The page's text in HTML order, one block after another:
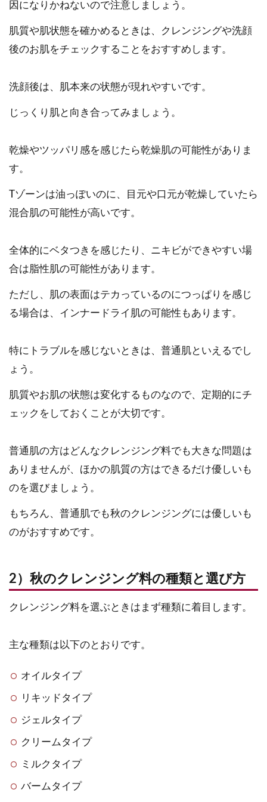
因になりかねないので注意しましょう。
肌質や肌状態を確かめるときは、クレンジングや洗顔
後のお肌をチェックすることをおすすめします。
洗顔後は、肌本来の状態が現れやすいです。
じっくり肌と向き合ってみましょう。
乾燥やツッパリ感を感じたら乾燥肌の可能性がありま
す。
Tゾーンは油っぽいのに、目元や口元が乾燥していたら
混合肌の可能性が高いです。
全体的にベタつきを感じたり、ニキビができやすい場
合は脂性肌の可能性があります。
ただし、肌の表面はテカっているのにつっぱりを感じ
る場合は、インナードライ肌の可能性もあります。
特にトラブルを感じないときは、普通肌といえるでし
ょう。
肌質やお肌の状態は変化するものなので、定期的にチ
ェックをしておくことが大切です。
普通肌の方はどんなクレンジング料でも大きな問題は
ありませんが、ほかの肌質の方はできるだけ優しいも
のを選びましょう。
もちろん、普通肌でも秋のクレンジングには優しいも
のがおすすめです。
2）秋のクレンジング料の種類と選び方
クレンジング料を選ぶときはまず種類に着目します。
主な種類は以下のとおりです。
オイルタイプ
リキッドタイプ
ジェルタイプ
クリームタイプ
ミルクタイプ
バームタイプ